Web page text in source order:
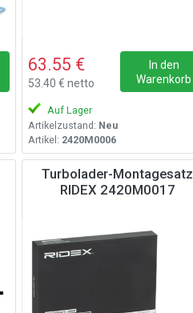
63.55 €
53.40 € netto
In den
Warenkorb
Auf Lager
Artikelzustand: Neu
Artikel: 2420M0006
Turbolader-Montagesatz
RIDEX 2420M0017